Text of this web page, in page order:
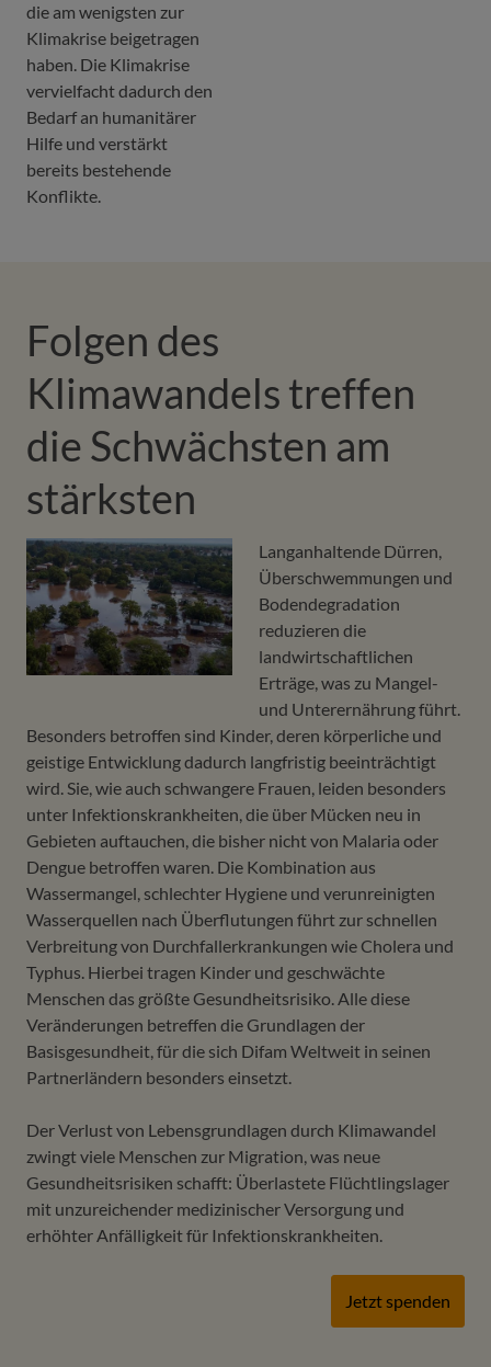
die am wenigsten zur
Klimakrise beigetragen
haben. Die Klimakrise
vervielfacht dadurch den
Bedarf an humanitärer
Hilfe und verstärkt
bereits bestehende
Konflikte.
Folgen des
Klimawandels treffen
die Schwächsten am
stärksten
Langanhaltende Dürren,
Überschwemmungen und
Bodendegradation
reduzieren die
landwirtschaftlichen
Erträge, was zu Mangel-
und Unterernährung führt.
Besonders betroffen sind Kinder, deren körperliche und
geistige Entwicklung dadurch langfristig beeinträchtigt
wird. Sie, wie auch schwangere Frauen, leiden besonders
unter Infektionskrankheiten, die über Mücken neu in
Gebieten auftauchen, die bisher nicht von Malaria oder
Dengue betroffen waren. Die Kombination aus
Wassermangel, schlechter Hygiene und verunreinigten
Wasserquellen nach Überflutungen führt zur schnellen
Verbreitung von Durchfallerkrankungen wie Cholera und
Typhus. Hierbei tragen Kinder und geschwächte
Menschen das größte Gesundheitsrisiko. Alle diese
Veränderungen betreffen die Grundlagen der
Basisgesundheit, für die sich Difam Weltweit in seinen
Partnerländern besonders einsetzt.
Der Verlust von Lebensgrundlagen durch Klimawandel
zwingt viele Menschen zur Migration, was neue
Gesundheitsrisiken schafft: Überlastete Flüchtlingslager
mit unzureichender medizinischer Versorgung und
erhöhter Anfälligkeit für Infektionskrankheiten.
Jetzt spenden